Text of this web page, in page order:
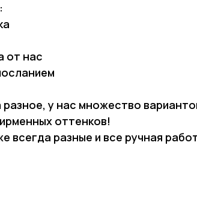
от нас
у нас множество
оттенков!
всегда разные и все ручная